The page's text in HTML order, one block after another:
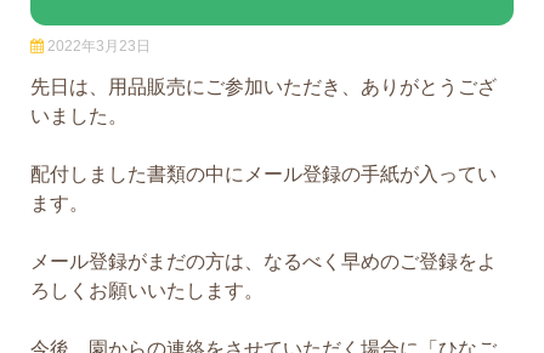
2022年3月23日
先日は、用品販売にご参加いただき、ありがとうござ
いました。
配付しました書類の中にメール登録の手紙が入ってい
ます。
メール登録がまだの方は、なるべく早めのご登録をよ
ろしくお願いいたします。
今後、園からの連絡をさせていただく場合に「ひなご